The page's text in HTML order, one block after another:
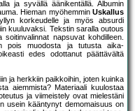
ja syvällä äänikentällä. Albumin
Hieman myöhemminUskallus
korkeudelle ja myös absurdi
kuuluvaksi. Tekstin saralla outous
napsuvat kohdilleen.
pois muodosta ja tutusta aika-
edes odottanut päättävältä
ja herkkiin paikkoihin, joten kuinka
aiemmista? Materiaali kuulostaa
ja viimeistely ovat mielestäni
usein kääntynyt demomaisuus on